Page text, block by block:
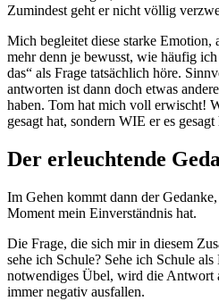
Zumindest geht er nicht völlig
Mich begleitet diese starke
mehr denn je bewusst, wie häufig
das“ als Frage tatsächlich höre.
antworten ist dann doch etwas
haben. Tom hat mich voll erwischt!
gesagt hat, sondern WIE er es gesagt
Der erleuchtende
Im Gehen kommt dann der
Moment mein Einverständnis hat.
Die Frage, die sich mir in diesem
sehe ich Schule? Sehe ich Schule
notwendiges Übel, wird die Antwort
immer negativ ausfallen.